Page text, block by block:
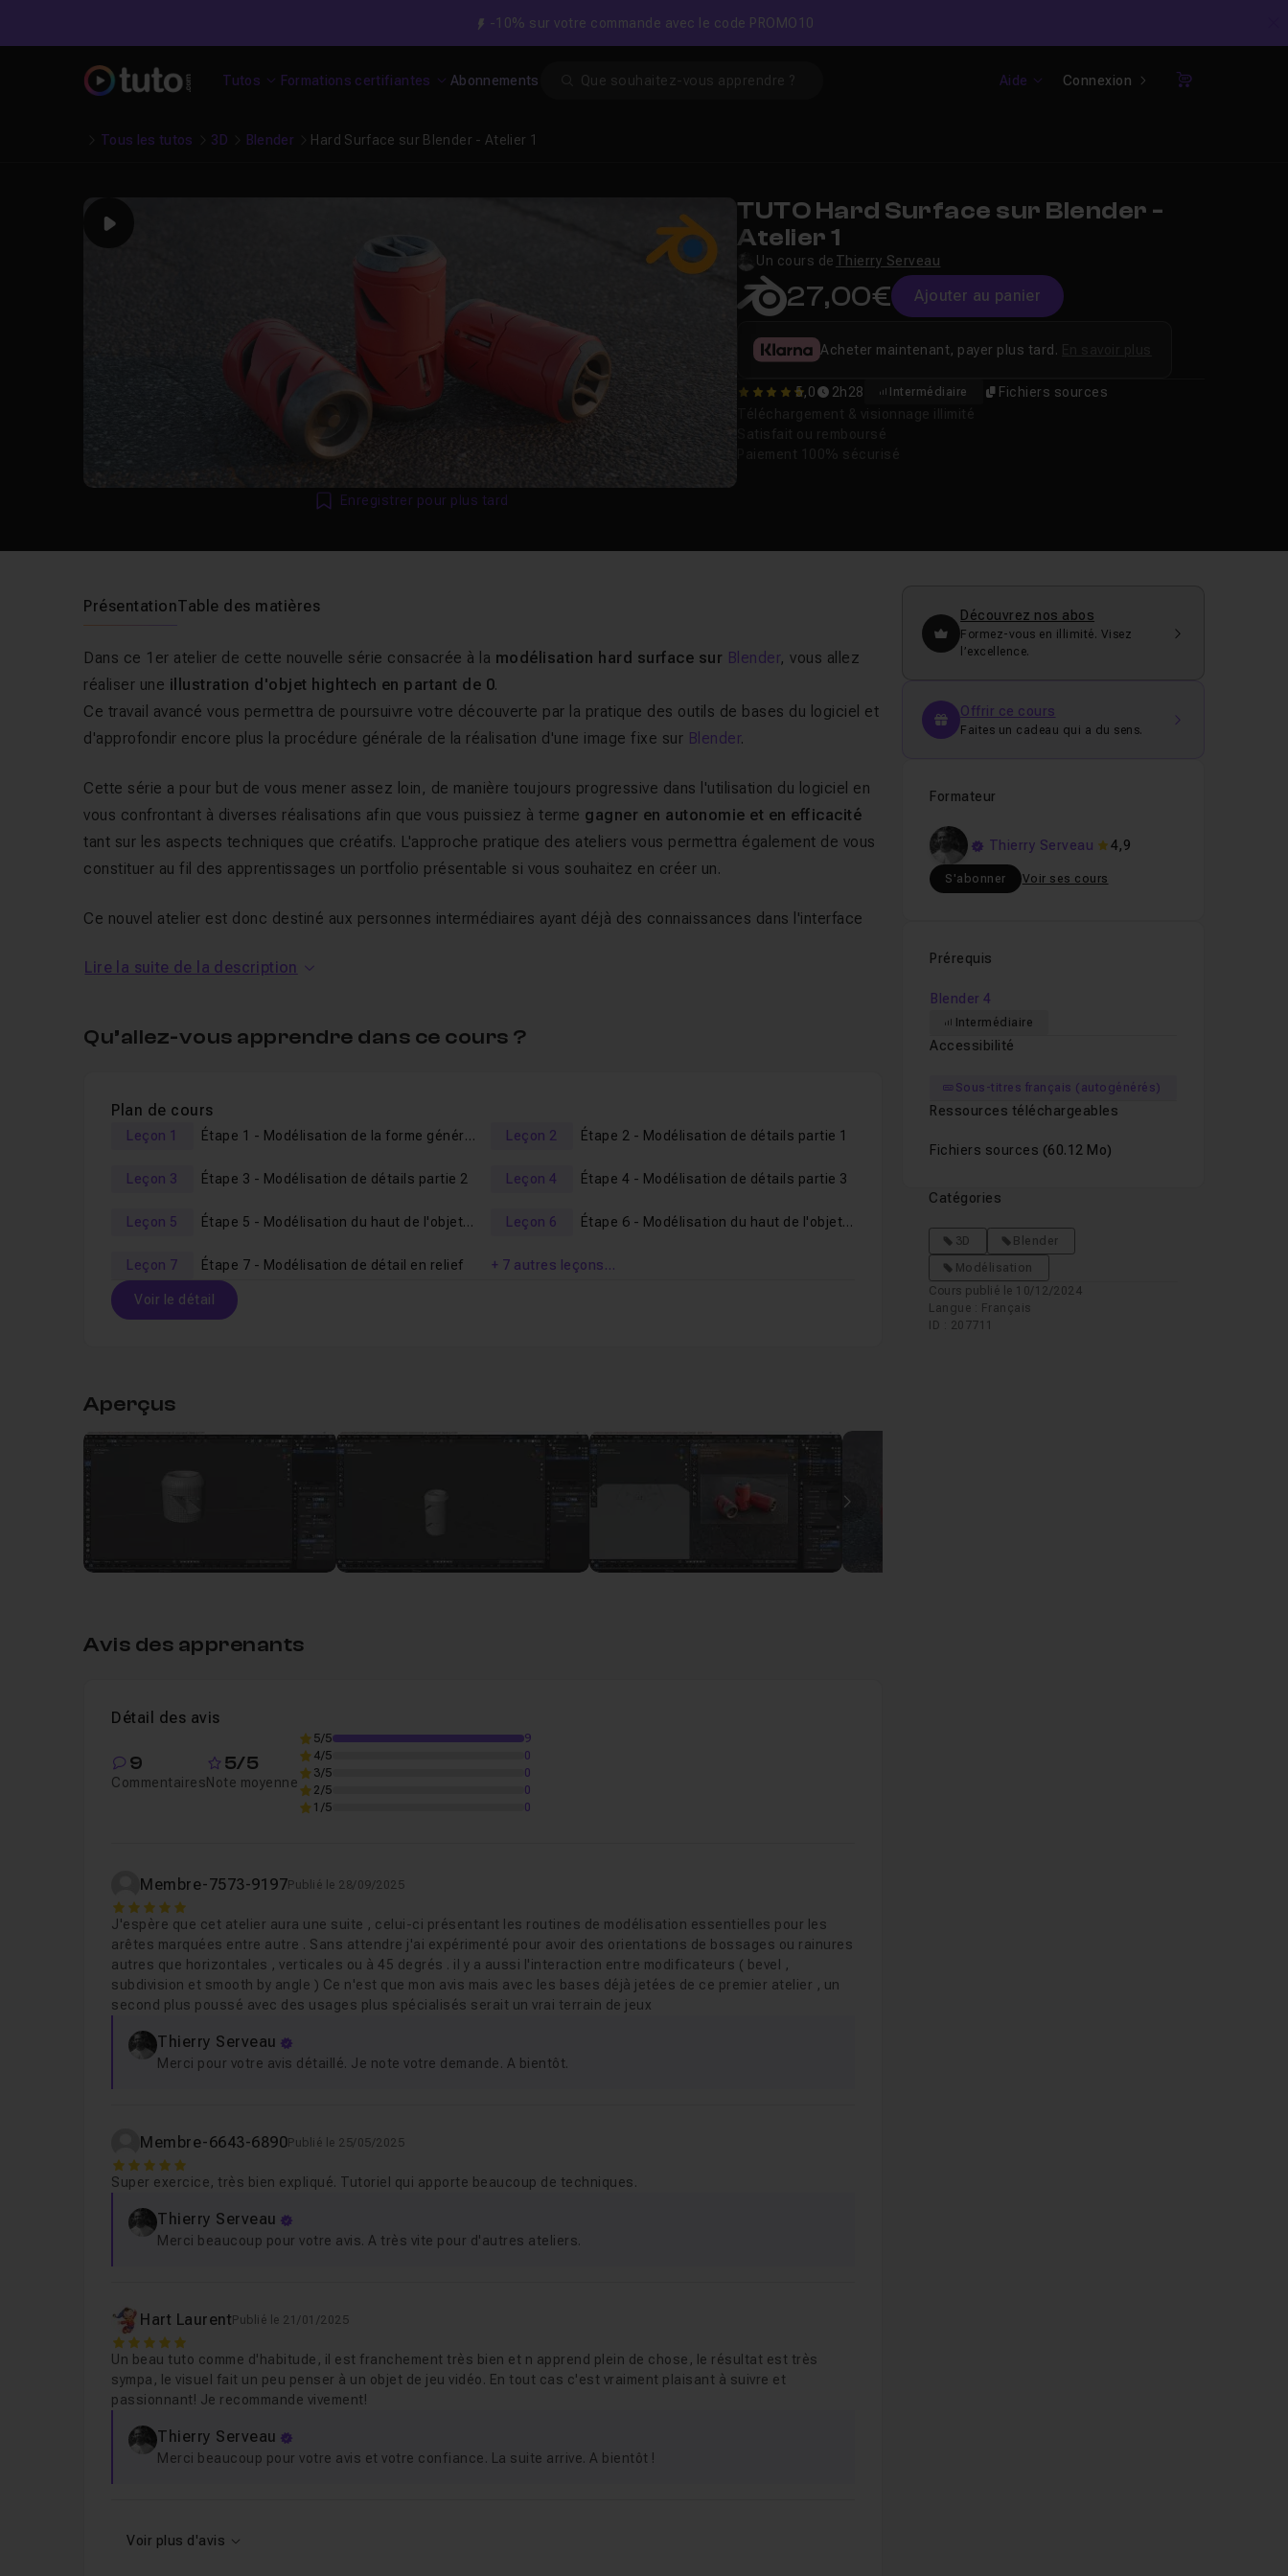
-10% sur votre commande avec le code PROMO10
Tutos Formations certifiantes Abonnements Aide Connexion
Panier
Tous les tutos 3D Blender Hard Surface sur Blender - Atelier 1
Play
Enregistrer pour plus tard
TUTO Hard Surface sur Blender -
Atelier 1
Un cours de Thierry Serveau
27,00€ Ajouter au panier
5 5,0 2h28 Intermédiaire Fichiers sources
Acheter maintenant, payer plus tard.
PrésentationTable des matières
Dans ce 1er atelier de cette nouvelle série consacrée à la modélisation hard surface sur Blender, vous allez
réaliser une illustration d'objet hightech en partant de 0.
Ce travail avancé vous permettra de poursuivre votre découverte par la pratique des outils de bases du logiciel et
d'approfondir encore plus la procédure générale de la réalisation d'une image fixe sur Blender.
Cette série a pour but de vous mener assez loin, de manière toujours progressive dans l'utilisation du logiciel en
vous confrontant à diverses réalisations afin que vous puissiez à terme gagner en autonomie et en efficacité
tant sur les aspects techniques que créatifs. L'approche pratique des ateliers vous permettra également de vous
constituer au fil des apprentissages un portfolio présentable si vous souhaitez en créer un.
Ce nouvel atelier est donc destiné aux personnes intermédiaires ayant déjà des connaissances dans l'interface
Si ce n'est pas le cas, je vous conseille vivement de suivre le "
indispensables pour suivre ce nouvel atelier plus avancé.
Je m'efforce d'avancer pas à pas
Cela dit, si la vitesse vous semble trop lente, selon votre niveau, n'hésitez pas à accélérer les vidéos, l'outil de
Enfin, je reste disponible, pour toutes questions, dans l'
espace d'entraide.
Alors je vous dis à de suite dans la première vidéo de ce nouvel atelier !
Lire la suite de la description
Qu’allez-vous apprendre dans ce cours ?
Plan de cours
Leçon 1 Étape 1 - Modélisation de la forme générale Leçon 2 Étape 2 - Modélisation de détails partie 1
Leçon 3 Étape 3 - Modélisation de détails partie 2 Leçon 4 Étape 4 - Modélisation de détails partie 3
Leçon 5 Étape 5 - Modélisation du haut de l'objet partie 1 Leçon 6 Étape 6 - Modélisation du haut de l'objet partie 2
Leçon 7 Étape 7 - Modélisation de détail en relief + 7 autres leçons…
Voir le détail
Étape 2 - Modélisation de détails partie 1
Étape 3 - Modélisation de détails partie 2
Leçon 6 Étape 6 - Modélisation du haut de l'objet partie 2
Leçon 8
Leçon 9 Étape 9 - Modélisation d'un bouton 13m15
Leçon 10 Étape 10 - Modélisation de détails ciselés autour de l'objet partie 1
Leçon 12 Étape 12 - Finalisation de la modélisation
Leçon 13 Étape 13 - Création et application des textures 25m
Leçon 14
Aperçus
Avis des apprenants
Détail des avis
9
Commentaires
5/5
Note moyenne
5/5
9
4/5
0
3/5
0
2/5
0
1/5
0
Membre-7573-9197Publié le 28/09/2025
5
J'espère que cet atelier aura une suite , celui-ci présentant les routines de modélisation essentielles pour les
arêtes marquées entre autre . Sans attendre j'ai expérimenté pour avoir des orientations de bossages ou rainures
autres que horizontales , verticales ou à 45 degrés . il y a aussi l'interaction entre modificateurs ( bevel ,
subdivision et smooth by angle ) Ce n'est que mon avis mais avec les bases déjà jetées de ce premier atelier , un
second plus poussé avec des usages plus spécialisés serait un vrai terrain de jeux
Thierry Serveau
Merci pour votre avis détaillé. Je note votre demande. A bientôt.
Membre-6643-6890Publié le 25/05/2025
5
Super exercice, très bien expliqué. Tutoriel qui apporte beaucoup de techniques.
Thierry Serveau
Merci beaucoup pour votre avis. A très vite pour d'autres ateliers.
Hart Laurent Publié le 21/01/2025
5
Un beau tuto comme d'habitude, il est franchement très bien et n apprend plein de chose, le résultat est très
sympa, le visuel fait un peu penser à un objet de jeu vidéo. En tout cas c'est vraiment plaisant à suivre et
passionnant! Je recommande vivement!
Thierry Serveau
Merci beaucoup pour votre avis et votre confiance. La suite arrive. A bientôt !
Voir plus d'avis
Découvrez nos abos
Formez-vous en illimité. Visez
l’excellence.
Offrir ce cours
Faites un cadeau qui a du sens.
Formateur
Thierry Serveau 4,9
S'abonner Voir ses cours
Prérequis
Blender 4
Intermédiaire
Accessibilité
Sous-titres français (autogénérés)
Ressources téléchargeables
Fichiers sources (60.12 Mo)
Catégories
3D
Blender
Modélisation
Cours publié le 10/12/2024
Langue : Français
ID : 207711